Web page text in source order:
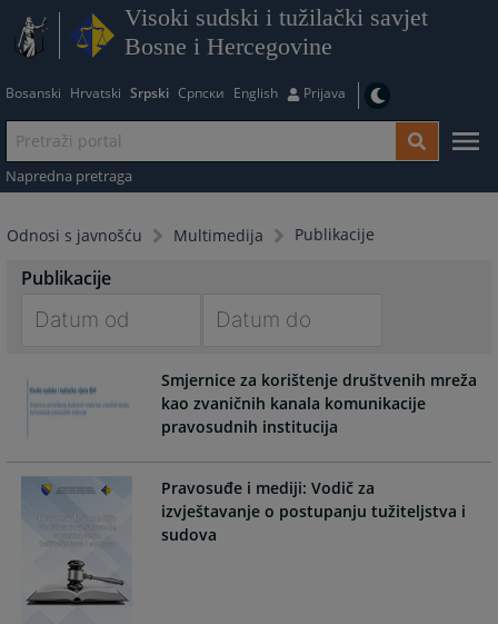
Visoki sudski i tužilački savjet
Bosne i Hercegovine
Bosanski Hrvatski Srpski Српски English Prijava
Napredna pretraga
Odnosi s javnošću Multimedija Publikacije
Publikacije
forward
to
the
calendar
and
select
date.
forward
to
interact
the
calendar
and
Smjernice za korištenje društvenih mreža
kao zvaničnih kanala komunikacije
pravosudnih institucija
Pravosuđe i mediji: Vodič za
izvještavanje o postupanju tužiteljstva i
sudova